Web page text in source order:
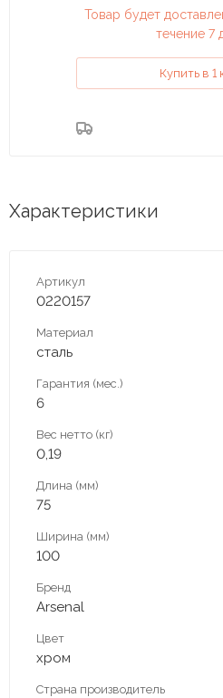
Товар будет
течение 7
Купить в 1
Характеристики
Артикул
0220157
Материал
сталь
Гарантия (мес.)
6
Вес нетто (кг)
0,19
Длина (мм)
75
Ширина (мм)
100
Бренд
Arsenal
Цвет
хром
Страна производитель